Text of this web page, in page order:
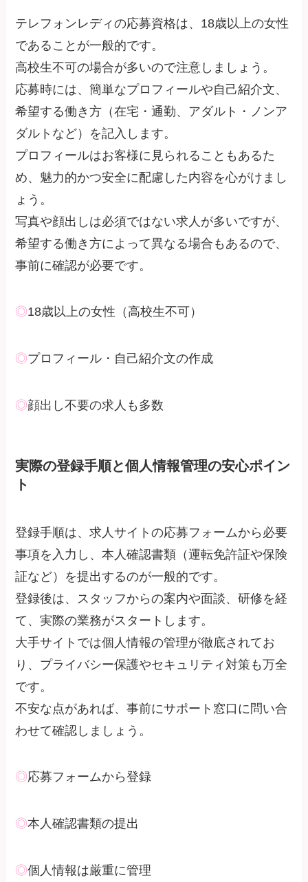
テレフォンレディの応募資格は、18歳以上の女性
であることが一般的です。
高校生不可の場合が多いので注意しましょう。
応募時には、簡単なプロフィールや自己紹介文、
希望する働き方（在宅・通勤、アダルト・ノンア
ダルトなど）を記入します。
プロフィールはお客様に見られることもあるた
め、魅力的かつ安全に配慮した内容を心がけまし
ょう。
写真や顔出しは必須ではない求人が多いですが、
希望する働き方によって異なる場合もあるので、
事前に確認が必要です。
◎18歳以上の女性（高校生不可）
◎プロフィール・自己紹介文の作成
◎顔出し不要の求人も多数
実際の登録手順と個人情報管理の安心ポイン
ト
登録手順は、求人サイトの応募フォームから必要
事項を入力し、本人確認書類（運転免許証や保険
証など）を提出するのが一般的です。
登録後は、スタッフからの案内や面談、研修を経
て、実際の業務がスタートします。
大手サイトでは個人情報の管理が徹底されてお
り、プライバシー保護やセキュリティ対策も万全
です。
不安な点があれば、事前にサポート窓口に問い合
わせて確認しましょう。
◎応募フォームから登録
◎本人確認書類の提出
◎個人情報は厳重に管理